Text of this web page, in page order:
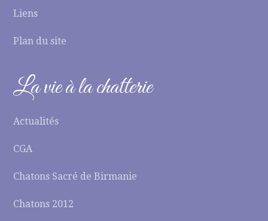
Liens
Plan du site
La vie à la chatterie
Actualités
CGA
Chatons Sacré de Birmanie
Chatons 2012